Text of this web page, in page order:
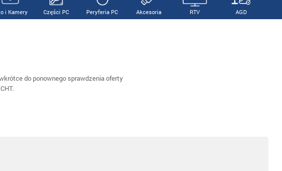
i Kamery Części PC Peryferia PC Akcesoria RTV AGD
do ponownego sprawdzenia oferty